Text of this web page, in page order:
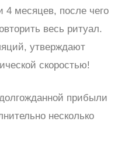
4 месяцев, после чего
весь ритуал.
утверждают
скоростью!
прибыли
несколько